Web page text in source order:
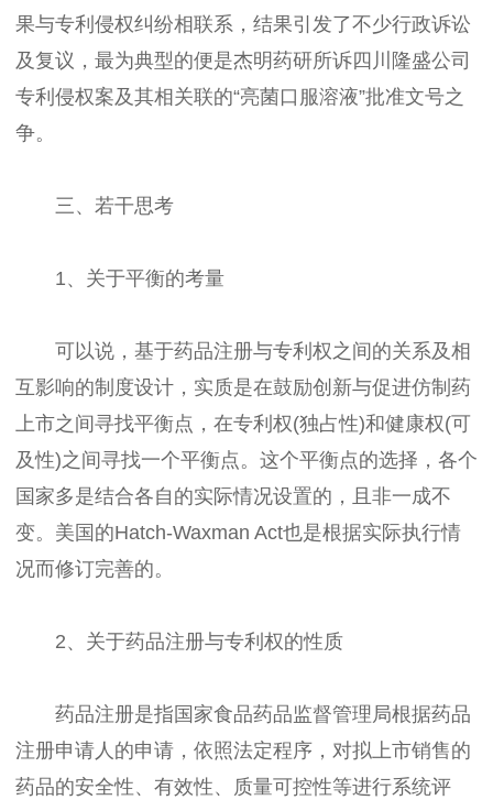
果与专利侵权纠纷相联系，结果引发了不少行政诉讼
及复议，最为典型的便是杰明药研所诉四川隆盛公司
专利侵权案及其相关联的“亮菌口服溶液”批准文号之
争。
三、若干思考
1、关于平衡的考量
可以说，基于药品注册与专利权之间的关系及相
互影响的制度设计，实质是在鼓励创新与促进仿制药
上市之间寻找平衡点，在专利权(独占性)和健康权(可
及性)之间寻找一个平衡点。这个平衡点的选择，各个
国家多是结合各自的实际情况设置的，且非一成不
变。美国的Hatch-Waxman Act也是根据实际执行情
况而修订完善的。
2、关于药品注册与专利权的性质
药品注册是指国家食品药品监督管理局根据药品
注册申请人的申请，依照法定程序，对拟上市销售的
药品的安全性、有效性、质量可控性等进行系统评